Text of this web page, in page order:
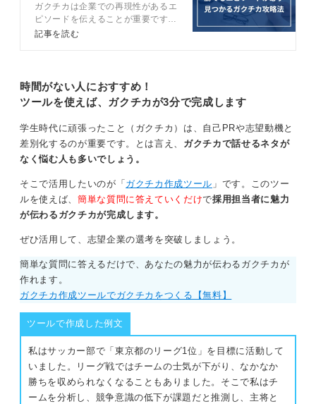
テップを解説
ガクチカは企業での再現性があるエ
ピソードを伝えることが重要です。
ガクチカの作成ステップや高評価を
内定を掴み取りましょう。
記事を読む
時間がない人におすすめ！
ツールを使えば、ガクチカが3分で完成します
学生時代に頑張ったこと（ガクチカ）は、自己PRや志望動機と
差別化するのが重要です。とは言え、 ガクチカで話せるネタが
なく悩む人も多いでしょう。
そこで活用したいのが「 ガクチカ作成ツール 」です。このツー
ルを使えば、 簡単な質問に答えていくだけで採用担当者に魅力
が伝わるガクチカが完成します。
ぜひ活用して、志望企業の選考を突破しましょう。
簡単な質問に答えるだけで、あなたの魅力が伝わるガクチカが
作れます。
ガクチカ作成ツールでガクチカをつくる【無料】
ツールで作成した例文
私はサッカー部で「東京都のリーグ1位」を目標に活動して
いました。リーグ戦ではチームの士気が下がり、なかなか
勝ちを収められなくなることもありました。そこで私はチ
ームを分析し、競争意識の低下が課題だと推測し、主将と